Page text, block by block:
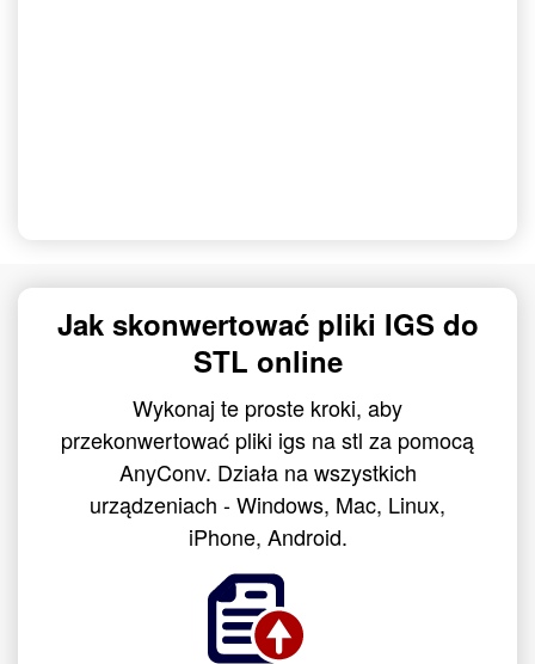
Jak skonwertować pliki IGS do
STL online
Wykonaj te proste kroki, aby
przekonwertować pliki igs na stl za pomocą
AnyConv. Działa na wszystkich
urządzeniach - Windows, Mac, Linux,
iPhone, Android.